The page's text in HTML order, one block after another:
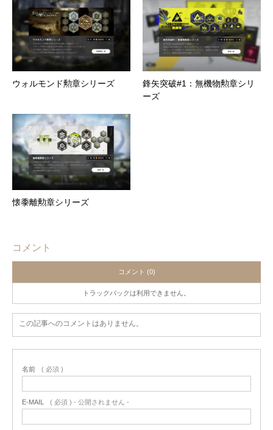
ウォルモンド勲章シリーズ
鋒矢突破#1：無機物勲章シリ
ーズ
懐黍離勲章シリーズ
コメント
コメント (0)
トラックバックは利用できません。
この記事へのコメントはありません。
名前 ( 必須 )
E-MAIL ( 必須 ) - 公開されません -